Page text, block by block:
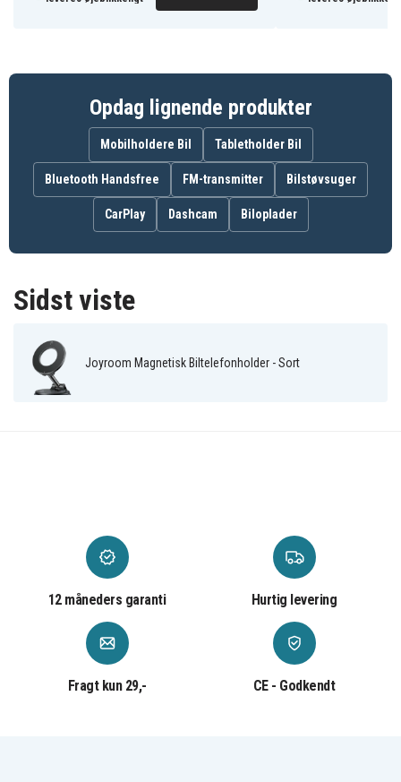
Produkttype Mobiltelefon holder
Opdag lignende produkter
Mobilholdere Bil Tabletholder Bil
Bluetooth Handsfree FM-transmitter Bilstøvsuger
CarPlay Dashcam Biloplader
Sidst viste
Joyroom Magnetisk Biltelefonholder - Sort
12 måneders garanti Hurtig levering
Fragt kun 29,- CE - Godkendt